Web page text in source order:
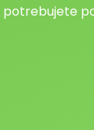
potrebujete